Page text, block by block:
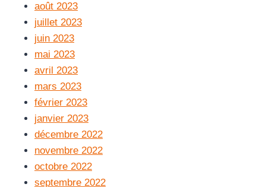
août 2023
juillet 2023
juin 2023
mai 2023
avril 2023
mars 2023
février 2023
janvier 2023
décembre 2022
novembre 2022
octobre 2022
septembre 2022